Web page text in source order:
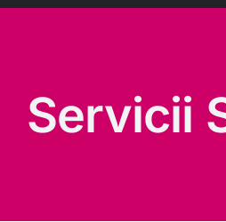
Servicii